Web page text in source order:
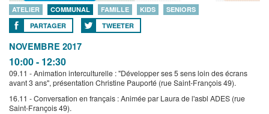
ATELIER COMMUNAL FAMILLE KIDS
SENIORS
PARTAGER
TWEETER
NOVEMBRE 2017
10:00 - 12:30
09.11 - Animation interculturelle : "Développer ses 5 sens loin des écrans
avant 3 ans", présentation Christine Pauporté (rue Saint-François 49).
16.11 - Conversation en français : Animée par Laura de l'asbl ADES (rue
Saint-François 49).